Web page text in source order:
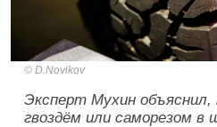
D.Novikov
Эксперт Мухин
гвоздём или саморезом в